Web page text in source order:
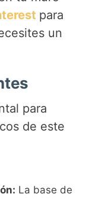
para
un
para
de este
La base de